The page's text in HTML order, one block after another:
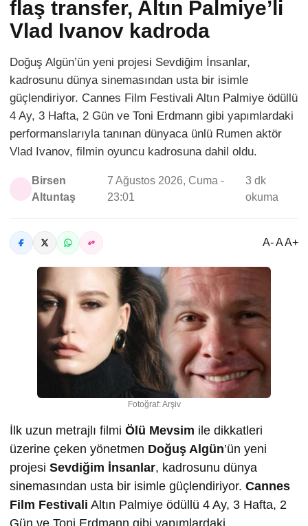
flaş transfer, Altın Palmiye’li
Vlad Ivanov kadroda
Doğuş Algün’ün yeni projesi Sevdiğim İnsanlar,
kadrosunu dünya sinemasından usta bir isimle
güçlendiriyor. Cannes Film Festivali Altın Palmiye ödüllü
4 Ay, 3 Hafta, 2 Gün ve Toni Erdmann gibi yapımlardaki
performanslarıyla tanınan dünyaca ünlü Rumen aktör
Vlad Ivanov, filmin oyuncu kadrosuna dahil oldu.
Birsen
Altuntaş
7 Ağustos 2026, Cuma -
23:01
3 dk
okuma
A- A A+
Fotoğraf: Arşiv
İlk uzun metrajlı filmi Ölü Mevsim ile dikkatleri
üzerine çeken yönetmen Doğuş Algün’ün yeni
projesi Sevdiğim İnsanlar, kadrosunu dünya
sinemasından usta bir isimle güçlendiriyor. Cannes
Film Festivali Altın Palmiye ödüllü 4 Ay, 3 Hafta, 2
Gün ve Toni Erdmann gibi yapımlardaki